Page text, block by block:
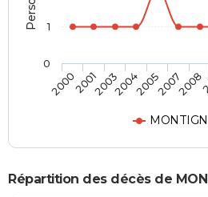
2000200120032004200520072008
0
1
Répartition des décès de